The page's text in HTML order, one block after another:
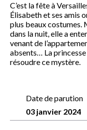
C’est la fête à
Élisabeth et ses amis
plus beaux costumes.
dans la nuit, elle a
venant de
absents… La
résoudre ce mystère.
Date de parution
03 janvier 2024